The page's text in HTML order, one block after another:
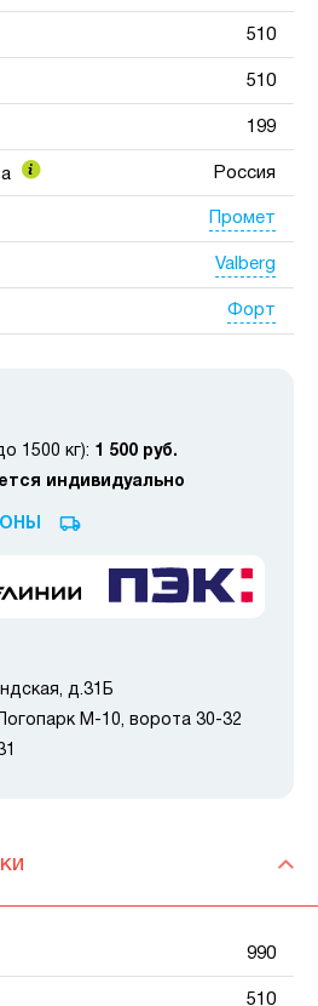
510
510
199
Россия
Промет
Valberg
Форт
1500 кг): 1 500 руб.
индивидуально
д.31Б
М-10, ворота 30-32
990
510